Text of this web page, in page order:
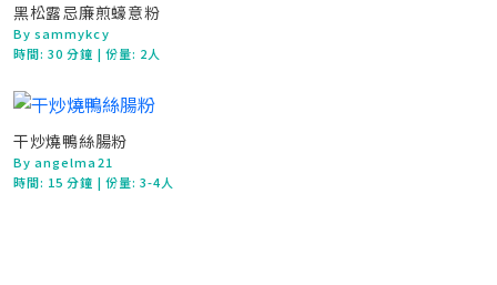
黑松露忌廉煎蠔意粉
By sammykcy
時間:30 分鐘 | 份量: 2人
干炒燒鴨絲腸粉
By angelma21
時間: 15 分鐘 | 份量: 3-4人